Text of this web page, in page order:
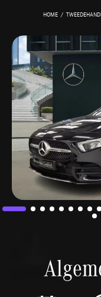
HOME